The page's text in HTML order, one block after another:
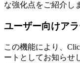
な強化点をご紹介し
ユーザー向けア
この機能により、
ートとしてお知らせ